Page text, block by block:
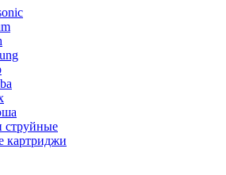
струйные
картриджи